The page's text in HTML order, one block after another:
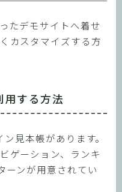
たデモサイトへ着せ
カスタマイズする方
する方法
見本帳があります。
ゲーション、ランキ
ーンが用意されてい